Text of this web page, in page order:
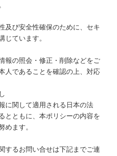
及び安全性確保のために、セキ
じています。
報の照会・修正・削除などをご
人であることを確認の上、対応
に関して適用される日本の法
とともに、本ポリシーの内容を
めます。
するお問い合せは下記までご連